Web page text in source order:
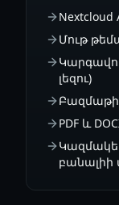
Մութ
լեզու)
PDF և
բանալիի